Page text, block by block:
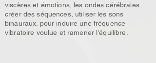
viscères et émotions, les ondes cérébrales
créer des séquences, utiliser les sons
binauraux. pour induire une fréquence
vibratoire voulue et ramener l'équilibre.